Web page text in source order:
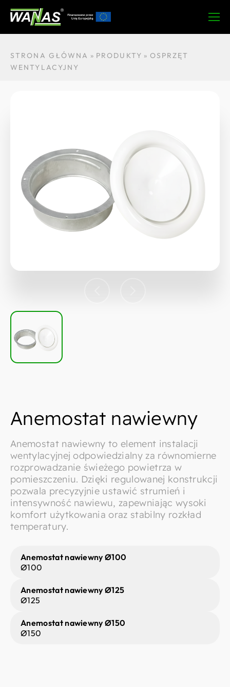
STRONA GŁÓWNA » PRODUKTY » OSPRZĘT
WENTYLACYJNY
Anemostat nawiewny
Anemostat nawiewny to element instalacji
wentylacyjnej odpowiedzialny za równomierne
rozprowadzanie świeżego powietrza w
pomieszczeniu. Dzięki regulowanej konstrukcji
pozwala precyzyjnie ustawić strumień i
intensywność nawiewu, zapewniając wysoki
komfort użytkowania oraz stabilny rozkład
temperatury.
Anemostat nawiewny Ø100
Ø100
Anemostat nawiewny Ø125
Ø125
Anemostat nawiewny Ø150
Ø150
O produkcie Dane techniczneDo pobrania Zapytaj o